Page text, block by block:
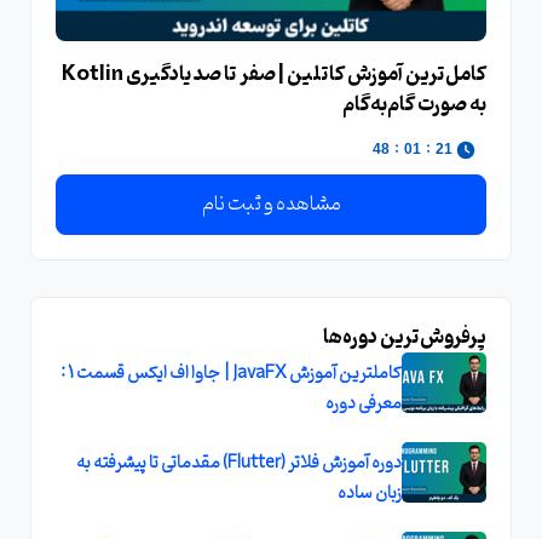
کامل‌ترین آموزش کاتلین | صفر تا صد یادگیری Kotlin
به صورت گام‌به‌گام
21
:
01
:
47
مشاهده و ثبت نام
پرفروش‌ترین دوره‌ها
کاملترین آموزش JavaFX | جاوا اف ایکس قسمت 1 :
معرفی دوره
دوره آموزش فلاتر (Flutter) مقدماتی تا پیشرفته به
زبان ساده